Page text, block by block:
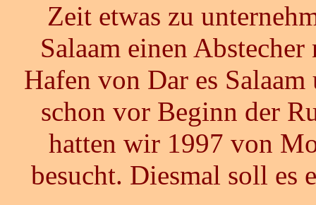
Zeit etwas zu
Salaam einen
Hafen von Dar es
schon vor Beginn der
hatten wir 1997 von
besucht. Diesmal soll es